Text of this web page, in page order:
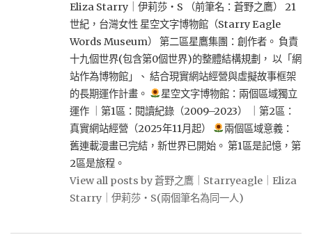
Eliza Starry｜伊莉莎・S （前筆名：蒼野之鷹） 21
世紀，台灣女性 星空文字博物館（Starry Eagle
Words Museum） 第二區星鷹集團：創作者。 負責
十九個世界(包含第0個世界)的整體結構規劃， 以「網
站作為博物館」、 結合現實網站經營與虛擬故事框架
的長期運作計畫。
星空文字博物館：兩個區域獨立
運作 ｜第1區：閱讀紀錄（2009–2023） ｜第2區：
真實網站經營（2025年11月起）
兩個區域意義：
舊連載漫畫已完結，新世界已開始。 第1區是記憶，第
2區是旅程。
View all posts by 蒼野之鷹｜Starryeagle｜Eliza
Starry｜伊莉莎・S(兩個筆名為同一人)